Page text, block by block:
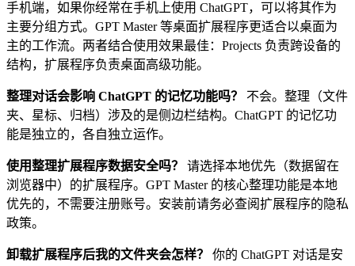
手机端，如果你经常在手机上使用 ChatGPT，可以将其作为
主要分组方式。GPT Master 等桌面扩展程序更适合以桌面为
主的工作流。两者结合使用效果最佳：Projects 负责跨设备的
结构，扩展程序负责桌面高级功能。
整理对话会影响 ChatGPT 的记忆功能吗？
不会。整理（文件
夹、星标、归档）涉及的是侧边栏结构。ChatGPT 的记忆功
能是独立的，各自独立运作。
使用整理扩展程序数据安全吗？
请选择本地优先（数据留在
浏览器中）的扩展程序。GPT Master 的核心整理功能是本地
优先的，不需要注册账号。安装前请务必查阅扩展程序的隐私
政策。
卸载扩展程序后我的文件夹会怎样？
你的 ChatGPT 对话是安